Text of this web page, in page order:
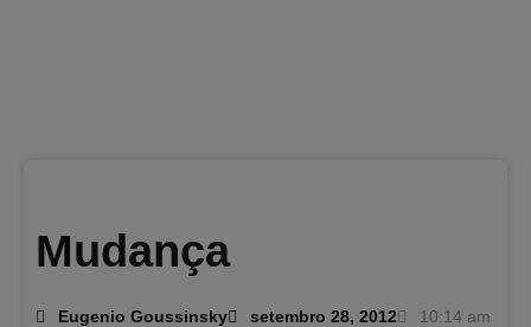
Mudança
Eugenio Goussinsky setembro 28, 2012
10:14 am